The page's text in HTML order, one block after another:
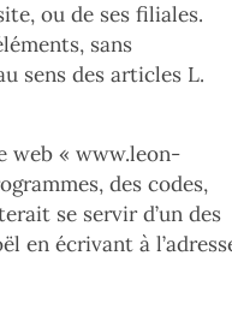
ou de ses filiales.
sans
sens des articles L.
web « www.leon-
des codes,
se servir d’un des
en écrivant à